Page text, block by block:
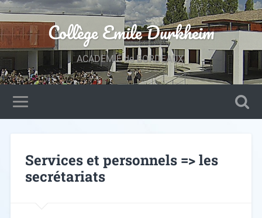
Collège Emile Durkheim
ACADEMIE de BORDEAUX.
Services et personnels => les
secrétariats